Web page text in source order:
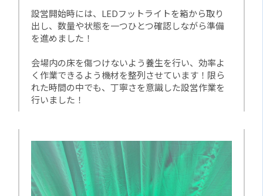
設営開始時には、LEDフットライトを箱から取り
出し、数量や状態を一つひとつ確認しながら準備
を進めました！
会場内の床を傷つけないよう養生を行い、効率よ
く作業できるよう機材を整列させています！限ら
れた時間の中でも、丁寧さを意識した設営作業を
行いました！